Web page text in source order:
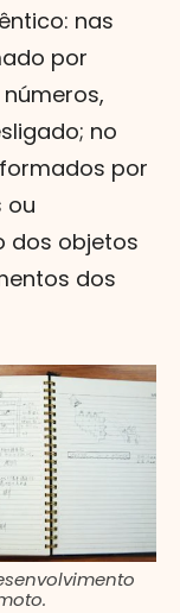
nas
por
no
por
ou
dos objetos
dos